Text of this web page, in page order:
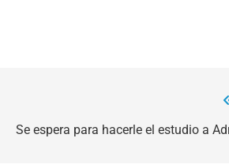
Se espera para hacerle el estudio a